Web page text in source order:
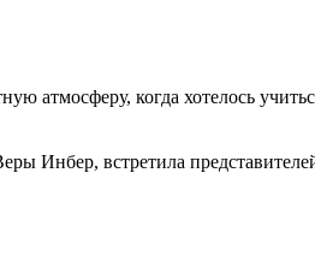
атмосферу, когда хотелось
Инбер, встретила